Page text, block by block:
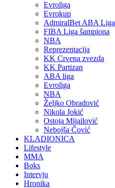
Evroliga
Evrokup
AdmiralBet ABA Liga
FIBA Liga šampiona
NBA
Reprezentacija
KK Crvena zvezda
KK Partizan
ABA liga
Evroliga
NBA
Željko Obradović
Nikola Jokić
Ostoja Mijailović
Nebojša Čović
KLADIONICA
Lifestyle
MMA
Boks
Intervju
Hronika